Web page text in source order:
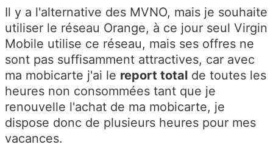
Il y a l'alternative des MVNO, mais je souhaite
utiliser le réseau Orange, à ce jour seul Virgin
Mobile utilise ce réseau, mais ses offres ne
sont pas suffisamment attractives, car avec
ma mobicarte j'ai le report total de toutes les
heures non consommées tant que je
renouvelle l'achat de ma mobicarte, je
dispose donc de plusieurs heures pour mes
vacances.